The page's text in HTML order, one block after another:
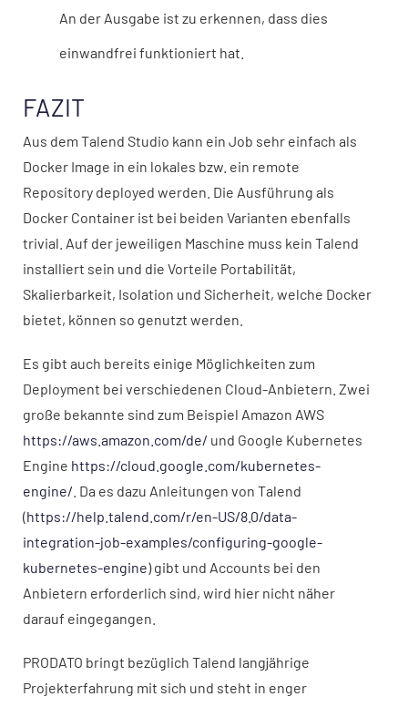
An der Ausgabe ist zu erkennen, dass dies
einwandfrei funktioniert hat.
FAZIT
Aus dem Talend Studio kann ein Job sehr einfach als
Docker Image in ein lokales bzw. ein remote
Repository deployed werden. Die Ausführung als
Docker Container ist bei beiden Varianten ebenfalls
trivial. Auf der jeweiligen Maschine muss kein Talend
installiert sein und die Vorteile Portabilität,
Skalierbarkeit, Isolation und Sicherheit, welche Docker
bietet, können so genutzt werden.
Es gibt auch bereits einige Möglichkeiten zum
Deployment bei verschiedenen Cloud-Anbietern. Zwei
große bekannte sind zum Beispiel Amazon AWS
https://aws.amazon.com/de/ und Google Kubernetes
Engine https://cloud.google.com/kubernetes-
engine/ . Da es dazu Anleitungen von Talend
(https://help.talend.com/r/en-US/8.0/data-
integration-job-examples/configuring-google-
kubernetes-engine) gibt und Accounts bei den
Anbietern erforderlich sind, wird hier nicht näher
darauf eingegangen.
PRODATO bringt bezüglich Talend langjährige
Projekterfahrung mit sich und steht in enger